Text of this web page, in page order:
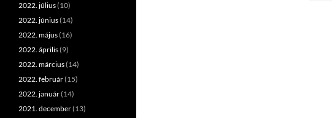
2022. július(10)
2022. június(14)
2022. május(16)
2022. április(9)
2022. március(14)
2022. február(15)
2022. január(14)
2021. december(13)